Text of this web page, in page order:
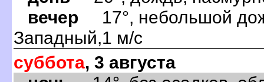
вечер 17°, небольшой
Западный,1 м/с
суббота, 3 августа